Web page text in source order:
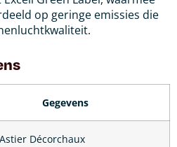
op geringe emissies die
Gegevens
Décorchaux